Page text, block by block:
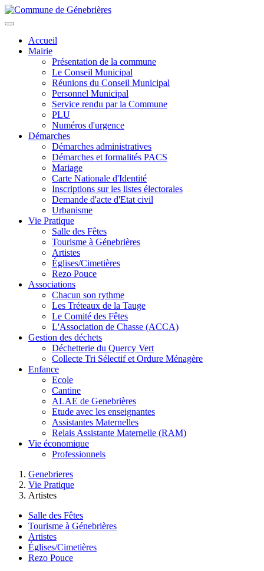
Aller
au
principal
Toggle
navigationAccueil
Mairie
Présentation de la commune
Le Conseil Municipal
Réunions du Conseil Municipal
Personnel Municipal
Service rendu par la Commune
PLU
Numéros d'urgence
Démarches
Démarches administratives
Démarches et formalités PACS
Mariage
Carte Nationale d'Identité
Inscriptions sur les listes électorales
Demande d'acte d'Etat civil
Urbanisme
Vie Pratique
Salle des Fêtes
Tourisme à Génebrières
Artistes
Églises/Cimetières
Rezo Pouce
Associations
Chacun son rythme
Les Tréteaux de la Tauge
Le Comité des Fêtes
L'Association de Chasse (ACCA)
Gestion des déchets
Déchetterie du Quercy Vert
Collecte Tri Sélectif et Ordure Ménagère
Enfance
Ecole
Cantine
ALAE de Genebrières
Etude avec les enseignantes
Assistantes Maternelles
Relais Assistante Maternelle (RAM)
Vie économique
Professionnels
Genebrieres
Vie Pratique
Artistes
Salle des Fêtes
Tourisme à Génebrières
Artistes
Églises/Cimetières
Rezo Pouce